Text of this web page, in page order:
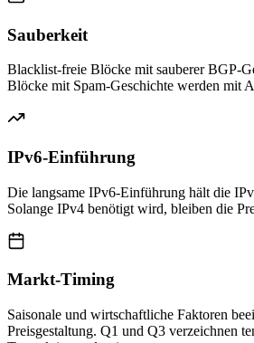
Sauberkeit
Blacklist-freie Blöcke mit sauberer BGP-
Blöcke mit Spam-Geschichte werden mit
IPv6-Einführung
Die langsame IPv6-Einführung hält die
Solange IPv4 benötigt wird, bleiben die
Markt-Timing
Saisonale und wirtschaftliche Faktoren
Preisgestaltung. Q1 und Q3 verzeichnen